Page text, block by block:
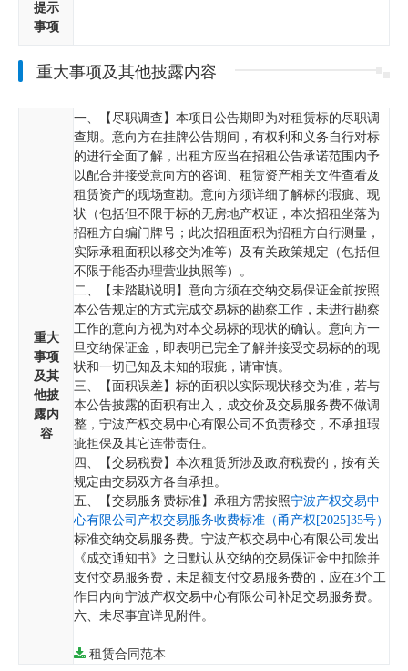
提示
事项
重大事项及其他披露内容
重大
事项
及其
他披
露内
容
一、【尽职调查】本项目公告期即为对租赁标的尽职调
查期。意向方在挂牌公告期间，有权利和义务自行对标
的进行全面了解，出租方应当在招租公告承诺范围内予
以配合并接受意向方的咨询、租赁资产相关文件查看及
租赁资产的现场查勘。意向方须详细了解标的瑕疵、现
状（包括但不限于标的无房地产权证，本次招租坐落为
招租方自编门牌号；此次招租面积为招租方自行测量，
实际承租面积以移交为准等）及有关政策规定（包括但
不限于能否办理营业执照等）。
二、【未踏勘说明】意向方须在交纳交易保证金前按照
本公告规定的方式完成交易标的勘察工作，未进行勘察
工作的意向方视为对本交易标的现状的确认。意向方一
旦交纳保证金，即表明已完全了解并接受交易标的的现
状和一切已知及未知的瑕疵，请审慎。
三、【面积误差】标的面积以实际现状移交为准，若与
本公告披露的面积有出入，成交价及交易服务费不做调
整，宁波产权交易中心有限公司不负责移交，不承担瑕
疵担保及其它连带责任。
四、【交易税费】本次租赁所涉及政府税费的，按有关
规定由交易双方各自承担。
五、【交易服务费标准】承租方需按照宁波产权交易中
心有限公司产权交易服务收费标准（甬产权[2025]35号）
标准交纳交易服务费。宁波产权交易中心有限公司发出
《成交通知书》之日默认从交纳的交易保证金中扣除并
支付交易服务费，未足额支付交易服务费的，应在3个工
作日内向宁波产权交易中心有限公司补足交易服务费。
六、未尽事宜详见附件。
租赁合同范本